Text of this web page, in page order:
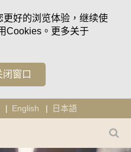
好的浏览体验，继续使
Cookies。更多关于
窗口
English 日本語